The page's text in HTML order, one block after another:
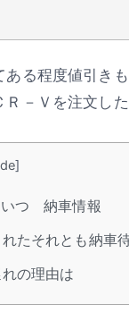
る程度値引き
－Ｖを注文し
]
いつ 納車情報
たそれとも納車
の理由は